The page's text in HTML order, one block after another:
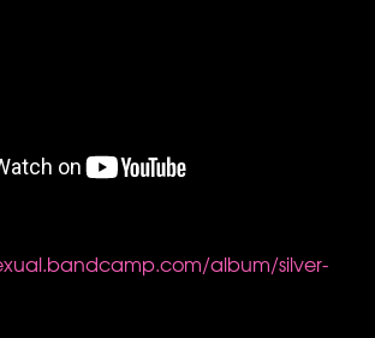
album/silver-